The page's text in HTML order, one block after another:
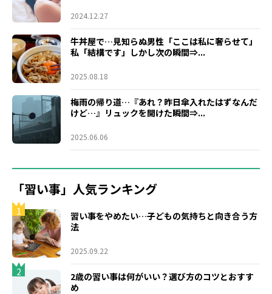
2024.12.27
牛丼屋で…見知らぬ男性「ここは私に奢らせて」
私「結構です」しかし次の瞬間⇒...
2025.08.18
梅雨の帰り道…『あれ？昨日傘入れたはずなんだ
けど…』リュックを開けた瞬間⇒...
2025.06.06
「習い事」人気ランキング
1
習い事をやめたい…子どもの気持ちと向き合う方
法
2025.09.22
2
2歳の習い事は何がいい？選び方のコツとおすす
め